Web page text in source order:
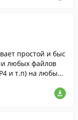
простой и быс
любых файлов
и т.п) на любые
используя Bluetoo
подойдет лю